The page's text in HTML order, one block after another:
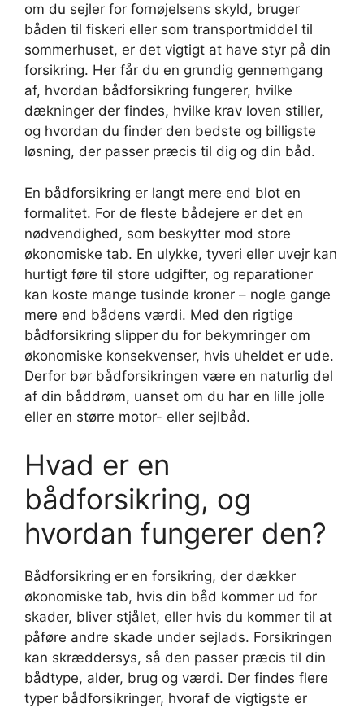
om du sejler for fornøjelsens skyld, bruger
båden til fiskeri eller som transportmiddel til
sommerhuset, er det vigtigt at have styr på din
forsikring. Her får du en grundig gennemgang
af, hvordan bådforsikring fungerer, hvilke
dækninger der findes, hvilke krav loven stiller,
og hvordan du finder den bedste og billigste
løsning, der passer præcis til dig og din båd.
En bådforsikring er langt mere end blot en
formalitet. For de fleste bådejere er det en
nødvendighed, som beskytter mod store
økonomiske tab. En ulykke, tyveri eller uvejr kan
hurtigt føre til store udgifter, og reparationer
kan koste mange tusinde kroner – nogle gange
mere end bådens værdi. Med den rigtige
bådforsikring slipper du for bekymringer om
økonomiske konsekvenser, hvis uheldet er ude.
Derfor bør bådforsikringen være en naturlig del
af din båddrøm, uanset om du har en lille jolle
eller en større motor- eller sejlbåd.
Hvad er en
bådforsikring, og
hvordan fungerer den?
Bådforsikring er en forsikring, der dækker
økonomiske tab, hvis din båd kommer ud for
skader, bliver stjålet, eller hvis du kommer til at
påføre andre skade under sejlads. Forsikringen
kan skræddersys, så den passer præcis til din
bådtype, alder, brug og værdi. Der findes flere
typer bådforsikringer, hvoraf de vigtigste er